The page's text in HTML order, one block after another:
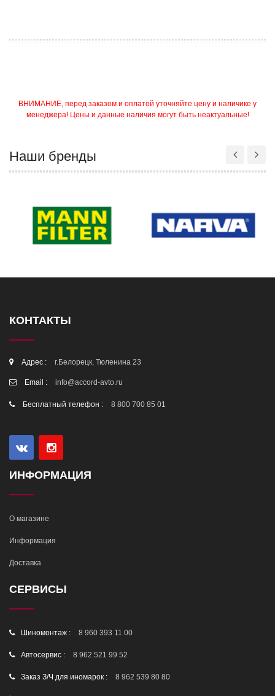
ВНИМАНИЕ, перед заказом и оплатой уточняйте цену и наличике у
менеджера! Цены и данные наличия могут быть неактуальные!
Наши бренды
КОНТАКТЫ
Адрес : г.Белорецк, Тюленина 23
Email : info@accord-avto.ru
Бесплатный телефон : 8 800 700 85 01
ИНФОРМАЦИЯ
О магазине
Информация
Доставка
СЕРВИСЫ
Шиномонтаж : 8 960 393 11 00
Автосервис : 8 962 521 99 52
Заказ З/Ч для иномарок : 8 962 539 80 80